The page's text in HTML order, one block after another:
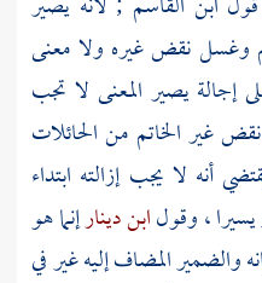
وغسل نقض غيره ولا معنى
إجالة يصير المعنى لا تجب
غير الخاتم من الحائلات
أنه لا يجب إزالته ابتداء
، وقولابن دينارإنما هو
والضمير المضاف إليه غير في